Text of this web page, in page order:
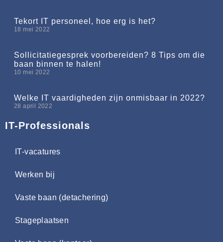
Tekort IT personeel, hoe erg is het?
18 mei 2022
Sollicitatiegesprek voorbereiden? 8 Tips om die
baan binnen te halen!
10 mei 2022
Welke IT vaardigheden zijn onmisbaar in 2022?
28 april 2022
IT-Professionals
IT-vacatures
Werken bij
Vaste baan (detachering)
Stageplaatsen